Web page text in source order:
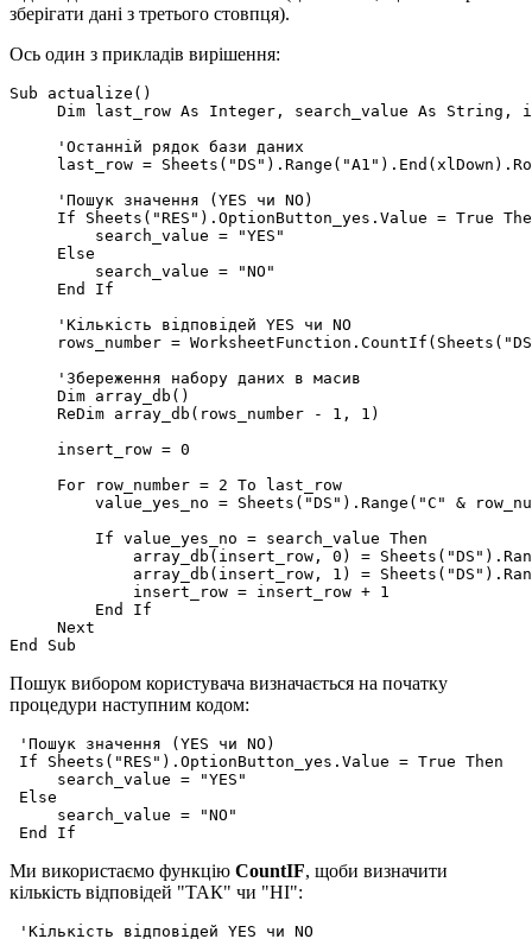
зберігати дані з третього стовпця).
Ось один з прикладів вирішення:
Sub actualize()
Dim last_row As Integer, search_value As String,
     'Останній рядок бази даних
last_row =
     'Пошук значення (YES чи NO)
If Sheets("RES").OptionButton_yes.Value = True
         search_value = "YES"
     Else
         search_value = "NO"
     End If
     'Кількість відповідей YES чи NO
rows_number =
     'Збереження набору даних в масив
     Dim array_db()
     ReDim array_db(rows_number - 1, 1)
     insert_row = 0
     For row_number = 2 To last_row
value_yes_no = Sheets("DS").Range("C" &
         If value_yes_no = search_value Then
array_db(insert_row, 0) =
array_db(insert_row, 1) =
             insert_row = insert_row + 1
         End If
     Next
Пошук вибором користувача визначається на початку
процедури наступним кодом:
'Пошук значення (YES чи NO)
If Sheets("RES").OptionButton_yes.Value = True Then
     search_value = "YES"
Else
     search_value = "NO"
Ми використаємо функцію CountIF, щоби визначити
кількість відповідей "ТАК" чи "НІ":
'Кількість відповідей YES чи NO